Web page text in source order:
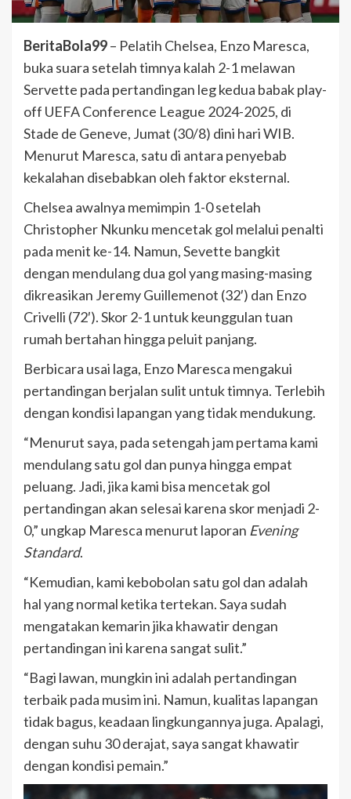
BeritaBola99– Pelatih Chelsea, Enzo Maresca,
buka suara setelah timnya kalah 2-1 melawan
Servette pada pertandingan leg kedua babak play-
off UEFA Conference League 2024-2025, di
Stade de Geneve, Jumat (30/8) dini hari WIB.
Menurut Maresca, satu di antara penyebab
kekalahan disebabkan oleh faktor eksternal.
Chelsea awalnya memimpin 1-0 setelah
Christopher Nkunku mencetak gol melalui penalti
pada menit ke-14. Namun, Sevette bangkit
dengan mendulang dua gol yang masing-masing
dikreasikan Jeremy Guillemenot (32′) dan Enzo
Crivelli (72′). Skor 2-1 untuk keunggulan tuan
rumah bertahan hingga peluit panjang.
Berbicara usai laga, Enzo Maresca mengakui
pertandingan berjalan sulit untuk timnya. Terlebih
dengan kondisi lapangan yang tidak mendukung.
“Menurut saya, pada setengah jam pertama kami
mendulang satu gol dan punya hingga empat
peluang. Jadi, jika kami bisa mencetak gol
pertandingan akan selesai karena skor menjadi 2-
0,” ungkap Maresca menurut laporan Evening
Standard.
“Kemudian, kami kebobolan satu gol dan adalah
hal yang normal ketika tertekan. Saya sudah
mengatakan kemarin jika khawatir dengan
pertandingan ini karena sangat sulit.”
“Bagi lawan, mungkin ini adalah pertandingan
terbaik pada musim ini. Namun, kualitas lapangan
tidak bagus, keadaan lingkungannya juga. Apalagi,
dengan suhu 30 derajat, saya sangat khawatir
dengan kondisi pemain.”